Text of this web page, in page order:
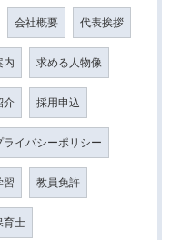
会社概要 代表挨拶
内 求める人物像
介 採用申込
ライバシーポリシー
習 教員免許
士